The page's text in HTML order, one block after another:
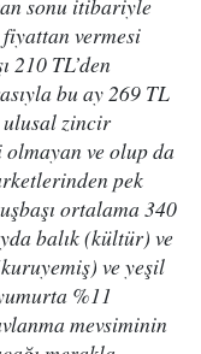
sonu itibariyle
vermesi
210 TL’den
bu ay 269 TL
ulusal zincir
olmayan ve olup da
pek
ortalama 340
balık (kültür) ve
ve yeşil
%11
mevsiminin